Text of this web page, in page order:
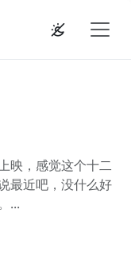
映，感觉这个十二
最近吧，没什么好
...